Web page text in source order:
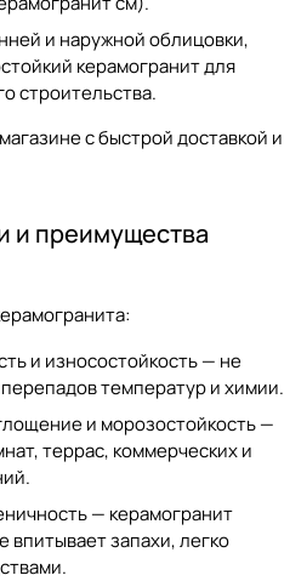
и наружной облицовки,
керамогранит для
строительства.
с быстрой доставкой и
и преимущества
:
и износостойкость — не
температур и химии.
и морозостойкость —
террас, коммерческих и
— керамогранит
запахи, легко